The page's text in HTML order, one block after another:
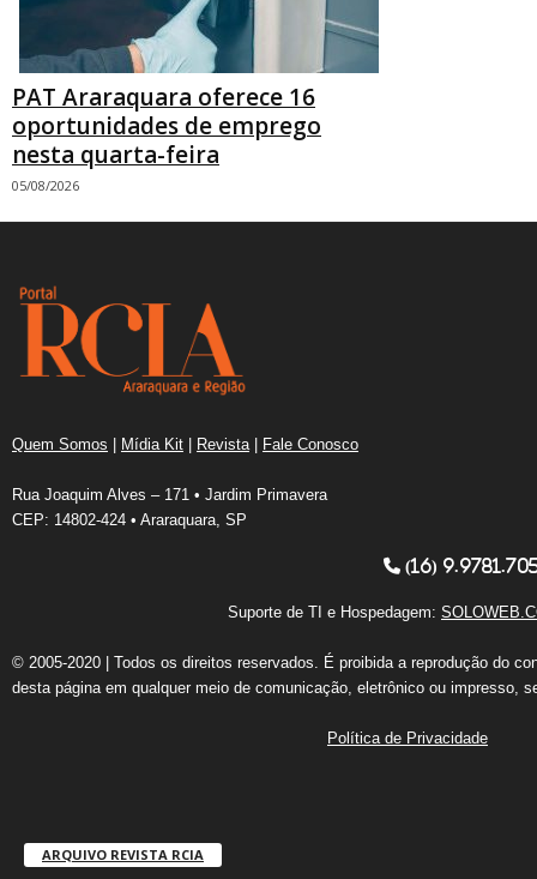
PAT Araraquara oferece 16
oportunidades de emprego
nesta quarta-feira
05/08/2026
Quem Somos | Mídia Kit | Revista | Fale Conosco
Rua Joaquim Alves – 171 • Jardim Primavera
CEP: 14802-424 • Araraquara, SP
(16)
Suporte de TI e Hospedagem:
© 2005-2020 | Todos os direitos reservados. É proibida a reprodução do
desta página em qualquer meio de comunicação, eletrônico ou impresso,
Política de Privacidade
ARQUIVO REVISTA RCIA